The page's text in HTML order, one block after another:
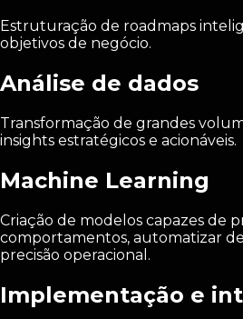
Estruturação de roadmaps
objetivos de negócio.
Análise de dados
Transformação de grandes
insights estratégicos e acionáveis.
Machine Learning
Criação de modelos capazes de
comportamentos, automatizar
precisão operacional.
Implementação e